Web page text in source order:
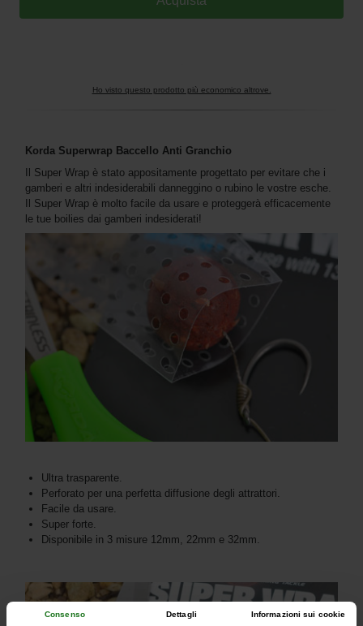
Consenso Dettagli Informazioni sui cookie
Ho visto questo prodotto più economico altrove.
Korda Superwrap Baccello Anti Granchio
Il Super Wrap è stato appositamente progettato per evitare che i
gamberi e altri indesiderabili danneggino o rubino le vostre esche.
Il Super Wrap è molto facile da usare e proteggerà efficacemente
le tue boilies dai gamberi indesiderati!
Ultra trasparente.
Perforato per una perfetta diffusione degli attrattori.
Facile da usare.
Super forte.
Disponibile in 3 misure 12mm, 22mm e 32mm.